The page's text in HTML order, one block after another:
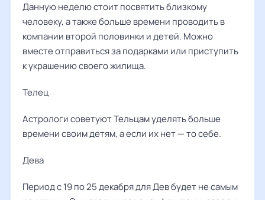
Данную неделю стоит посвятить близкому
человеку, а также больше времени проводить в
компании второй половинки и детей. Можно
вместе отправиться за подарками или приступить
к украшению своего жилища.
Телец
Астрологи советуют Тельцам уделять больше
времени своим детям, а если их нет — то себе.
Дева
Период с 19 по 25 декабря для Дев будет не самым